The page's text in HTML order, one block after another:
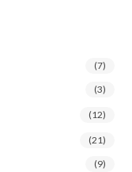
(7)
(3)
(12)
(21)
(9)